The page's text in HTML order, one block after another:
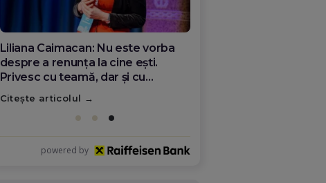
Diana Olar, românca de la Google
care demonstrează că diaspora
poate schimba România
Citește articolul
powered by